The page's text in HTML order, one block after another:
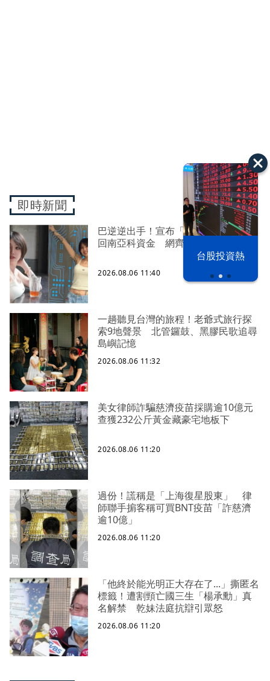
以色列 穹頂
台股投資熱
即時新聞
巴逆逆出手！宣布「趁沒虧很多」收
回南亞科資金 網齊喊：感恩的心
2026.08.06 11:40
一趟聽見台灣的旅程！老爺式旅行探
索9地聲景 北管鑼鼓、黑膠民歌追尋
島嶼記憶
2026.08.06 11:32
美女律師詐騙慈濟疫苗採購逾10億元
查獲232公斤黃金藏豪宅地板下
2026.08.06 11:20
過份！謊稱是「上海復星股東」 律
師聯手掮客稱可買BNT疫苗「詐慈濟
逾10億」
2026.08.06 11:20
「他終於能光明正大存在了...」撕匿名
標籤！遭割頸亡國三生「楊承勳」真
名解禁 乾妹法庭抗辯引眾怒
2026.08.06 11:20